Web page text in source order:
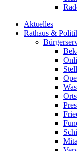
Aktuelles
Rathaus &